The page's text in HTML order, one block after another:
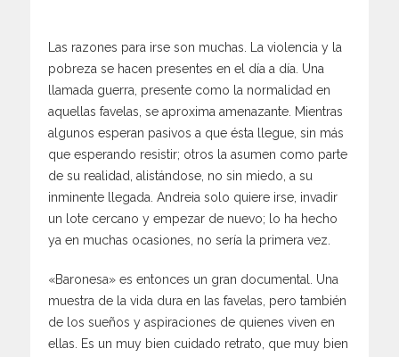
Las razones para irse son muchas. La violencia y la
pobreza se hacen presentes en el día a día. Una
llamada guerra, presente como la normalidad en
aquellas favelas, se aproxima amenazante. Mientras
algunos esperan pasivos a que ésta llegue, sin más
que esperando resistir; otros la asumen como parte
de su realidad, alistándose, no sin miedo, a su
inminente llegada. Andreia solo quiere irse, invadir
un lote cercano y empezar de nuevo; lo ha hecho
ya en muchas ocasiones, no sería la primera vez.
«Baronesa» es entonces un gran documental. Una
muestra de la vida dura en las favelas, pero también
de los sueños y aspiraciones de quienes viven en
ellas. Es un muy bien cuidado retrato, que muy bien